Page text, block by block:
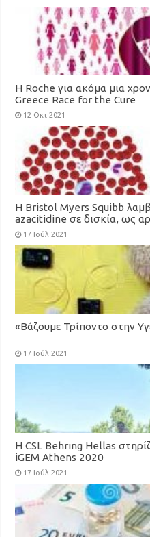
H Roche για ακόμα μια
Greece Race for the Cure
12 Οκτ 2021
Η Bristol Myers Squibb
azacitidine σε δισκία, ως
για ενήλικες με οξεία
17 Ιούλ 2021
«Βάζουμε Τρίποντο στην
17 Ιούλ 2021
H CSL Behring Hellas
iGEM Athens 2020
17 Ιούλ 2021